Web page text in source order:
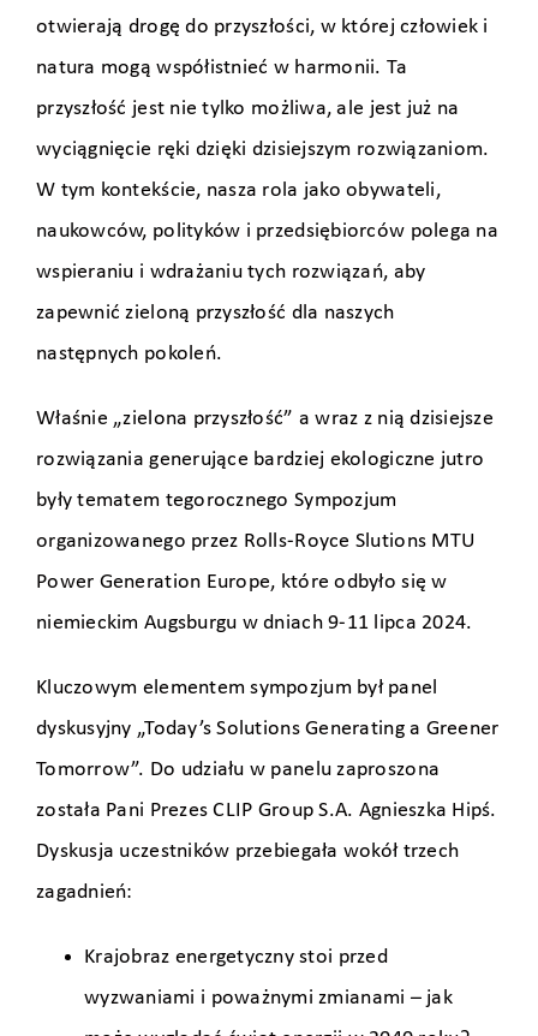
otwierają drogę do przyszłości, w której człowiek i
natura mogą współistnieć w harmonii. Ta
przyszłość jest nie tylko możliwa, ale jest już na
wyciągnięcie ręki dzięki dzisiejszym rozwiązaniom.
W tym kontekście, nasza rola jako obywateli,
naukowców, polityków i przedsiębiorców polega na
wspieraniu i wdrażaniu tych rozwiązań, aby
zapewnić zieloną przyszłość dla naszych
następnych pokoleń.
Właśnie „zielona przyszłość” a wraz z nią dzisiejsze
rozwiązania generujące bardziej ekologiczne jutro
były tematem tegorocznego Sympozjum
organizowanego przez Rolls-Royce Slutions MTU
Power Generation Europe, które odbyło się w
niemieckim Augsburgu w dniach 9-11 lipca 2024.
Kluczowym elementem sympozjum był panel
dyskusyjny „Today’s Solutions Generating a Greener
Tomorrow”. Do udziału w panelu zaproszona
została Pani Prezes CLIP Group S.A. Agnieszka Hipś.
Dyskusja uczestników przebiegała wokół trzech
zagadnień:
Krajobraz energetyczny stoi przed
wyzwaniami i poważnymi zmianami – jak